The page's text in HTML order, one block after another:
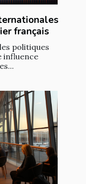
français
politiques
influence